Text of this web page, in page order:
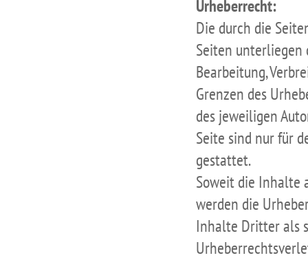
Urheberrecht:
Die durch die
Seiten unterliegen
Bearbeitung,
Grenzen des
des jeweiligen
Seite sind nur für
gestattet.
Soweit die Inhalte
werden die
Inhalte Dritter als